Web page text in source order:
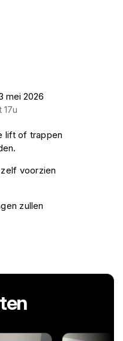
mei 2026
17u
lift of trappen
voorzien
zullen